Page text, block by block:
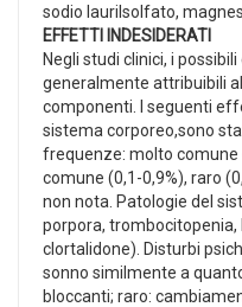
sodio laurilsolfato,
EFFETTI INDESIDERATI
Negli studi clinici, i
generalmente attribuibili
componenti. I seguenti
sistema corporeo,sono
frequenze: molto comune
comune (0,1-0,9%), raro
non nota. Patologie del
porpora,
clortalidone). Disturbi
sonno similmente a
bloccanti; raro: